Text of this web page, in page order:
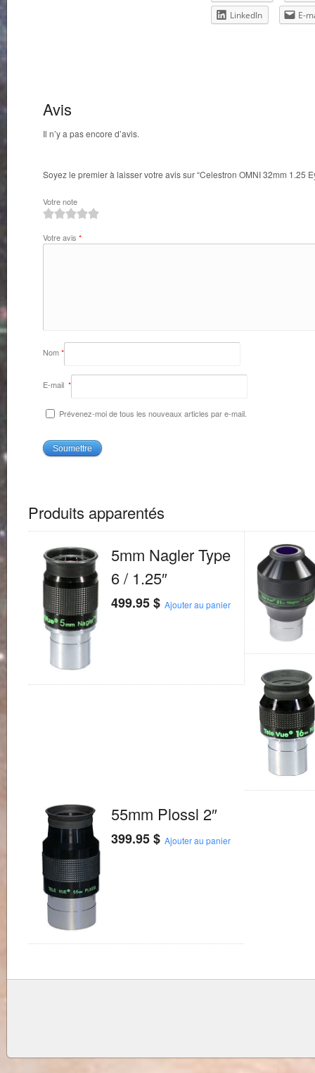
LinkedIn
E-
Avis
Il n’y a pas encore d’avis.
Soyez le premier à laisser votre avis sur “Celestron OMNI 32mm 1.25
Votre note
Votre avis *
Nom*
E-mail *
Prévenez-moi de tous les nouveaux articles par e-mail.
Produits apparentés
5mm Nagler Type
6 / 1.25″
499.95$ Ajouter au panier
55mm Plossl 2″
399.95$ Ajouter au panier